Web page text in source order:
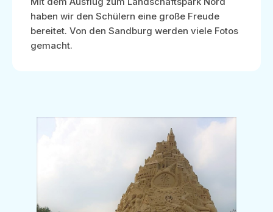
haben wir den Schülern eine große Freude
bereitet. Von den Sandburg werden viele Fotos
gemacht.